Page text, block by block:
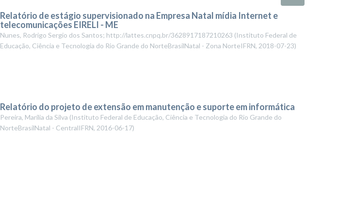
Relatório de estágio supervisionado na Empresa Natal mídia Internet e
telecomunicações EIRELI - ME
Nunes, Rodrigo Sergio dos Santos; http://lattes.cnpq.br/3628917187210263 (Instituto Federal de
Educação, Ciência e Tecnologia do Rio Grande do NorteBrasilNatal - Zona NorteIFRN, 2018-07-23)
Relatório do projeto de extensão em manutenção e suporte em informática
Pereira, Marília da Silva (Instituto Federal de Educação, Ciência e Tecnologia do Rio Grande do
NorteBrasilNatal - CentralIFRN, 2016-06-17)